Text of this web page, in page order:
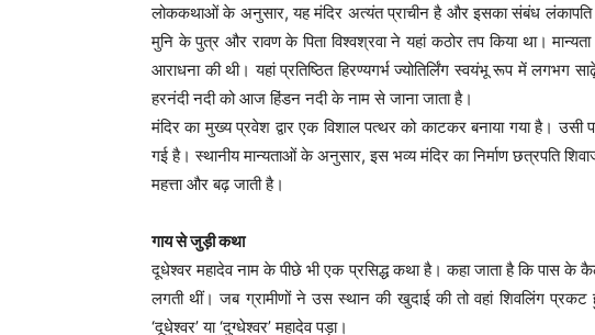
लोककथाओं के अनुसार, यह मंदिर अत्यंत प्राचीन है और इसका संबंध लंकापति
मुनि के पुत्र और रावण के पिता विश्वश्रवा ने यहां कठोर तप किया था।
आराधना की थी। यहां प्रतिष्ठित हिरण्यगर्भ ज्योतिर्लिंग स्वयंभू रूप में लगभग
हरनंदी नदी को आज हिंडन नदी के नाम से जाना जाता है।
मंदिर का मुख्य प्रवेश द्वार एक विशाल पत्थर को काटकर बनाया गया है।
गई है। स्थानीय मान्यताओं के अनुसार, इस भव्य मंदिर का निर्माण छत्रपति
महत्ता और बढ़ जाती है।
गाय से जुड़ी कथा
दूधेश्वर महादेव नाम के पीछे भी एक प्रसिद्ध कथा है। कहा जाता है कि पास
लगती थीं। जब ग्रामीणों ने उस स्थान की खुदाई की तो वहां शिवलिंग
‘दूधेश्वर’ या ‘दुग्धेश्वर’ महादेव पड़ा।